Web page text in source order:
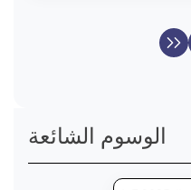
الوسوم الشائعة